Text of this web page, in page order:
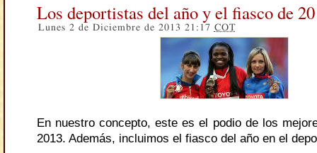
Los deportistas del año y el fiasco de
Lunes 2 de Diciembre de 2013 21:17 COT
En nuestro concepto, este es el podio de los
2013. Además, incluimos el fiasco del año en el